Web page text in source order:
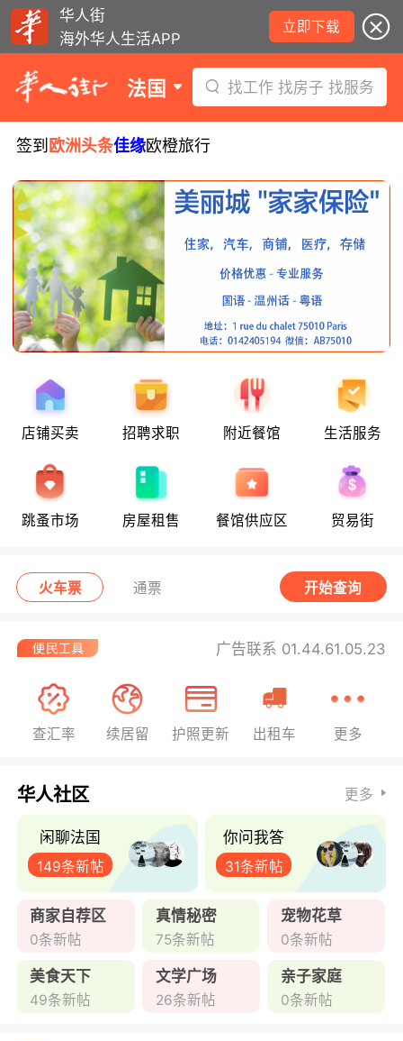
华人街
海外华人生活APP
立即下载
法国 找工作 找房子 找服务
签到 欧洲头条佳缘欧橙旅行
店铺买卖 招聘求职 附近餐馆 生活服务
跳蚤市场 房屋租售 餐馆供应区 贸易街
火车票 通票 开始查询
广告联系 01.44.61.05.23
查汇率 续居留 护照更新 出租车 更多
华人社区 更多
闲聊法国
149条新帖
你问我答
31条新帖
商家自荐区
0条新帖
真情秘密
75条新帖
宠物花草
0条新帖
美食天下
49条新帖
文学广场
26条新帖
亲子家庭
0条新帖